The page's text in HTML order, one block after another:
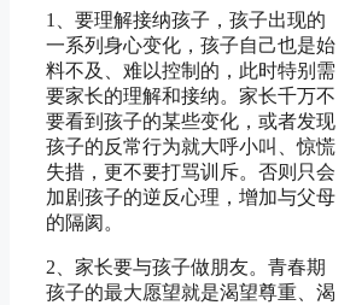
1、要理解接纳孩子，孩子出现的
一系列身心变化，孩子自己也是始
料不及、难以控制的，此时特别需
要家长的理解和接纳。家长千万不
要看到孩子的某些变化，或者发现
孩子的反常行为就大呼小叫、惊慌
失措，更不要打骂训斥。否则只会
加剧孩子的逆反心理，增加与父母
的隔阂。
2、家长要与孩子做朋友。青春期
孩子的最大愿望就是渴望尊重、渴